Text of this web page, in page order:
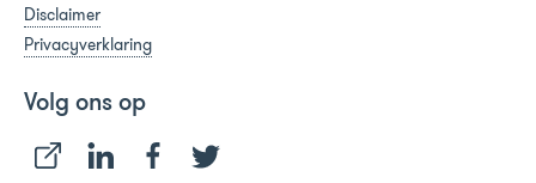
Disclaimer
Privacyverklaring
Volg ons op